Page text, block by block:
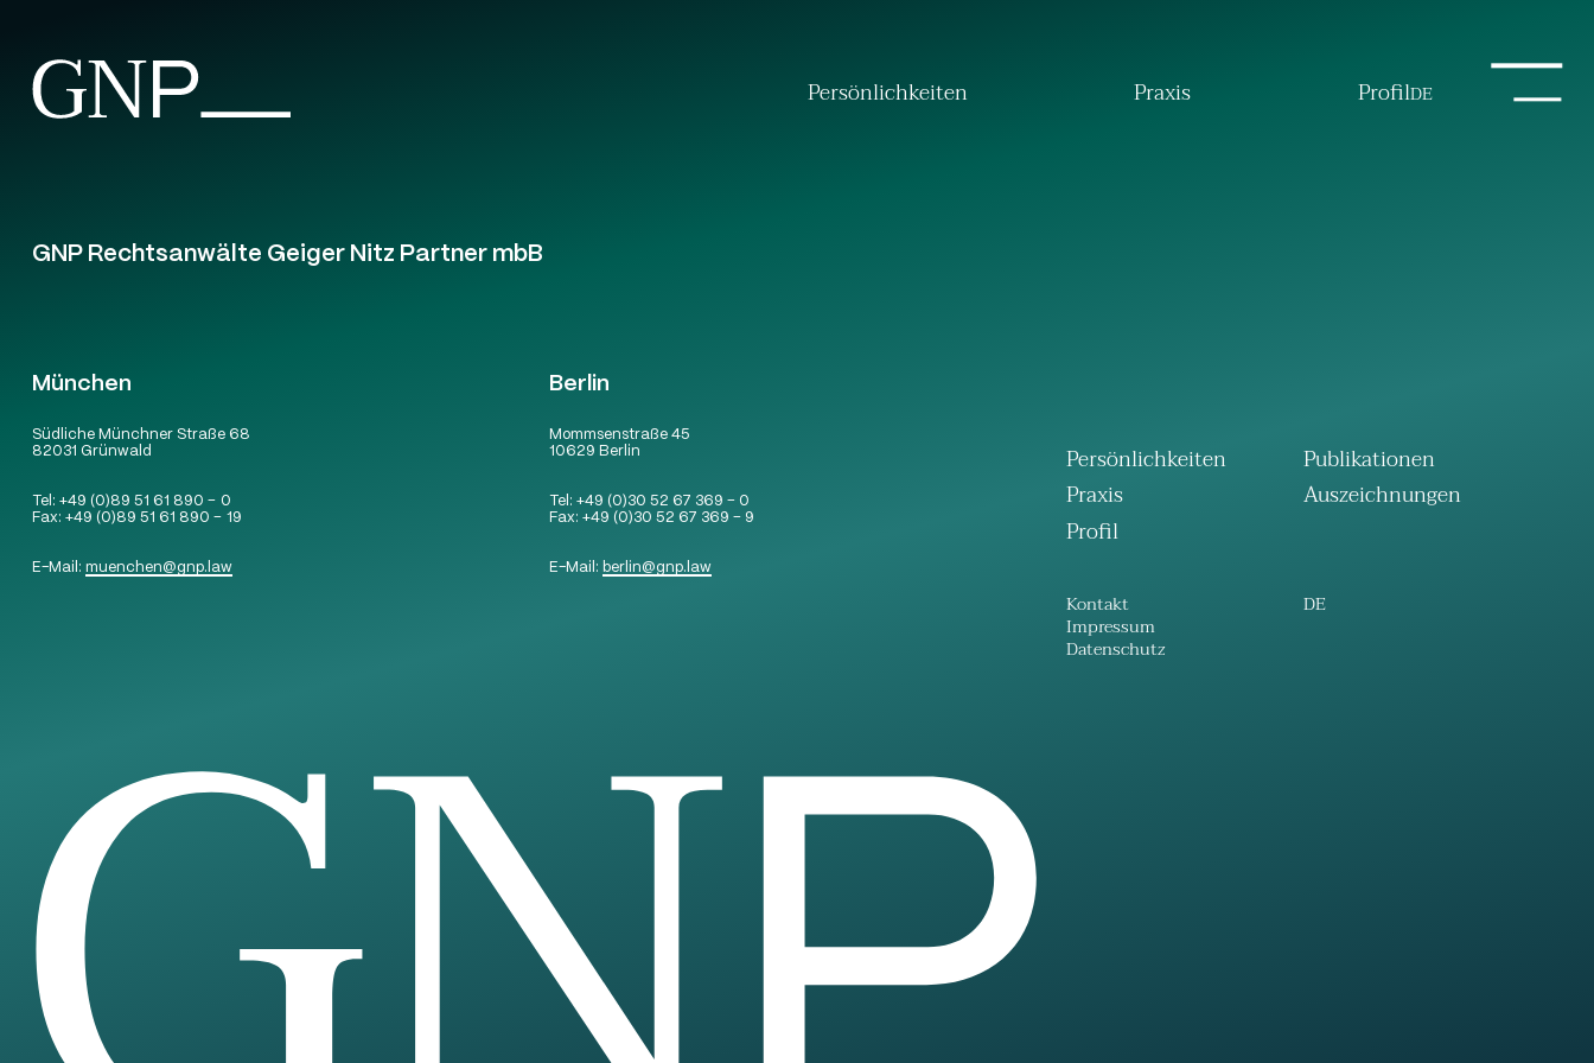
Persönlichkeiten Praxis ProfilDE
GNP Rechtsanwälte Geiger Nitz Partner mbB
München
Südliche Münchner Straße 68
82031 Grünwald
Tel:+49 (0)89 51 61 890 – 0
Fax:+49 (0)89 51 61 890 – 19
E-Mail:muenchen@gnp.law
Berlin
Mommsenstraße 45
10629 Berlin
Tel: +49 (0)30 52 67 369 – 0
Fax: +49 (0)30 52 67 369 – 9
E-Mail: berlin@gnp.law
Persönlichkeiten
Praxis
Profil
Kontakt
Impressum
Datenschutz
Publikationen
Auszeichnungen
DE